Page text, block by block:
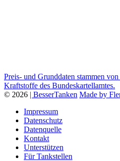
Preis- und Grunddaten stammen
Kraftstoffe des Bundeskartellamtes.
© 2026 | BesserTanken Made by
Impressum
Datenschutz
Datenquelle
Kontakt
Unterstützen
Für Tankstellen